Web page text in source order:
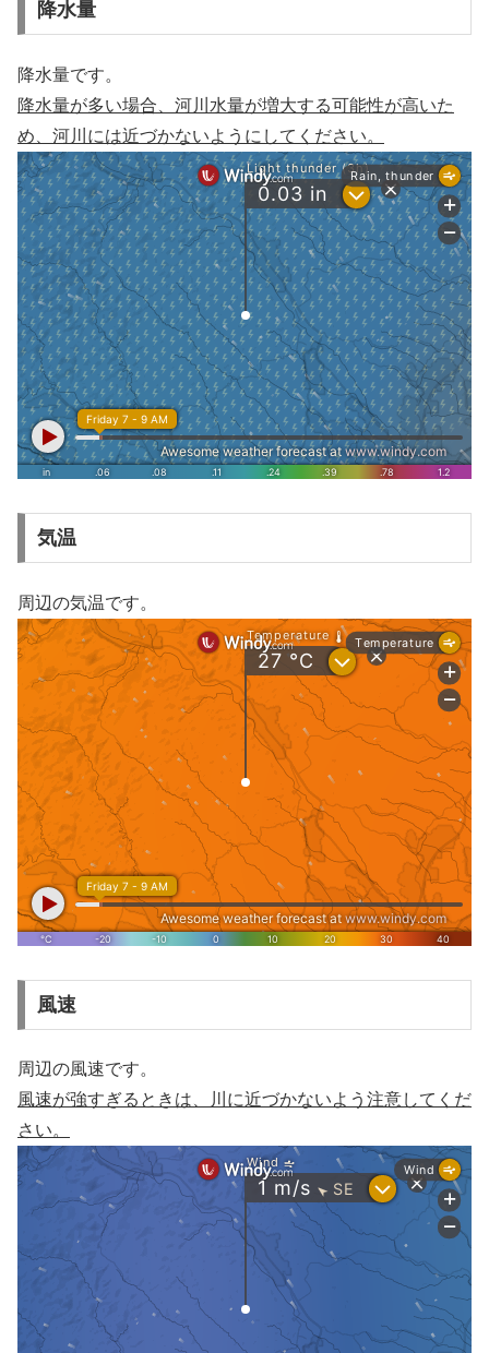
降水量
降水量です。
降水量が多い場合、河川水量が増大する可能性が高いた
め、河川には近づかないようにしてください。
気温
周辺の気温です。
風速
周辺の風速です。
風速が強すぎるときは、川に近づかないよう注意してくだ
さい。